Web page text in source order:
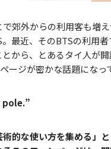
郊外からの利用客も増
最近、そのBTSの利用者
から、とあるタイ人が
ージが密かな話題になっ
pole.”
術的な使い方を集める」